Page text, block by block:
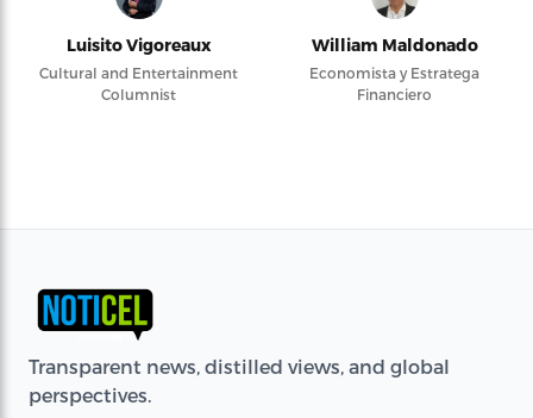
Luisito Vigoreaux
Cultural and Entertainment
Columnist
William Maldonado
Economista y Estratega
Financiero
Transparent news, distilled views, and global
perspectives.